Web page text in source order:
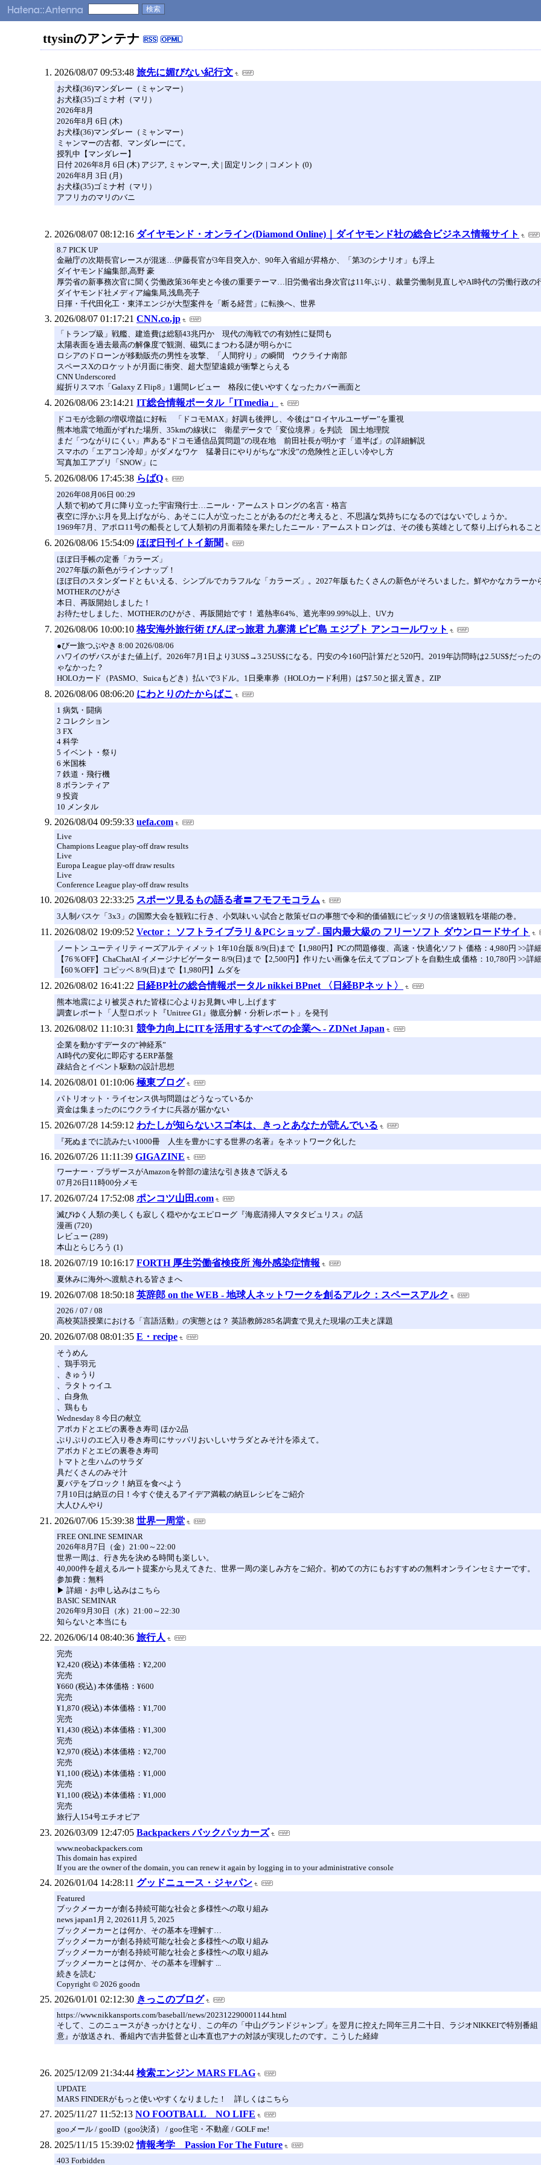
ttysinのアンテナ
2026/08/07 09:53:48 旅先に媚びない紀行文
お犬様(36)マンダレー（ミャンマー）
お犬様(35)ゴミナ村（マリ）
2026年8月
2026年8月 6日 (木)
お犬様(36)マンダレー（ミャンマー）
ミャンマーの古都、マンダレーにて。
授乳中【マンダレー】
日付 2026年8月 6日 (木) アジア, ミャンマー, 犬 | 固定リンク | コメント (0)
2026年8月 3日 (月)
お犬様(35)ゴミナ村（マリ）
アフリカのマリのバニ
2026/08/07 08:12:16 ダイヤモンド・オンライン(Diamond Online)｜ダイヤモンド社の総合ビジネス情報サイト
8.7 PICK UP
金融庁の次期長官レースが混迷…伊藤長官が3年目突入か、90年入省組が昇格か、「第3のシナリオ」も浮上
ダイヤモンド編集部,高野 豪
厚労省の新事務次官に聞く労働政策36年史と今後の重要テーマ…旧労働省出身次官は11年ぶり、裁量労働制見直しやAI時代の労働行政の
ダイヤモンド社メディア編集局,浅島亮子
日揮・千代田化工・東洋エンジが大型案件を「断る経営」に転換へ、世界
2026/08/07 01:17:21 CNN.co.jp
「トランプ級」戦艦、建造費は総額43兆円か 現代の海戦での有効性に疑問も
太陽表面を過去最高の解像度で観測、磁気にまつわる謎が明らかに
ロシアのドローンが移動販売の男性を攻撃、「人間狩り」の瞬間 ウクライナ南部
スペースXのロケットが月面に衝突、超大型望遠鏡が衝撃とらえる
CNN Underscored
縦折りスマホ「Galaxy Z Flip8」1週間レビュー 格段に使いやすくなったカバー画面と
2026/08/06 23:14:21 IT総合情報ポータル「ITmedia」
ドコモが念願の増収増益に好転 「ドコモMAX」好調も後押し、今後は“ロイヤルユーザー”を重視
熊本地震で地面がずれた場所、35kmの線状に 衛星データで「変位境界」を判読 国土地理院
まだ「つながりにくい」声ある“ドコモ通信品質問題”の現在地 前田社長が明かす「道半ば」の詳細解説
スマホの「エアコン冷却」がダメなワケ 猛暑日にやりがちな“水没”の危険性と正しい冷やし方
写真加工アプリ「SNOW」に
2026/08/06 17:45:38 らばQ
2026年08月06日 00:29
人類で初めて月に降り立った宇宙飛行士…ニール・アームストロングの名言・格言
夜空に浮かぶ月を見上げながら、あそこに人が立ったことがあるのだと考えると、不思議な気持ちになるのではないでしょうか。
1969年7月、アポロ11号の船長として人類初の月面着陸を果たしたニール・アームストロングは、その後も英雄として祭り上げられるこ
2026/08/06 15:54:09 ほぼ日刊イトイ新聞
ほぼ日手帳の定番「カラーズ」
2027年版の新色がラインナップ！
ほぼ日のスタンダードともいえる、シンプルでカラフルな「カラーズ」。2027年版もたくさんの新色がそろいました。鮮やかなカラーか
MOTHERのひがさ
本日、再販開始しました！
お待たせしました、MOTHERのひがさ、再販開始です！ 遮熱率64%、遮光率99.99%以上、UVカ
2026/08/06 10:00:10 格安海外旅行術 びんぼっ旅君 九寨溝 ピピ島 エジプト アンコールワット
●びー旅つぶやき 8:00 2026/08/06
ハワイのザバスがまた値上げ。2026年7月1日より3US$→3.25US$になる。円安の今160円計算だと520円。2019年訪問時は2.5US$だった
ゃなかった？
HOLOカード（PASMO、Suicaもどき）払いで3ドル。1日乗車券（HOLOカード利用）は$7.50と据え置き。ZIP
2026/08/06 08:06:20 にわとりのたからばこ
1 病気・闘病
2 コレクション
3 FX
4 科学
5 イベント・祭り
6 米国株
7 鉄道・飛行機
8 ボランティア
9 投資
10 メンタル
2026/08/04 09:59:33 uefa.com
Live
Champions League play-off draw results
Live
Europa League play-off draw results
Live
Conference League play-off draw results
2026/08/03 22:33:25 スポーツ見るもの語る者〓フモフモコラム
3人制バスケ「3x3」の国際大会を観戦に行き、小気味いい試合と散策ゼロの事態で令和的価値観にピッタリの倍速観戦を堪能の巻。
2026/08/02 19:09:52 Vector： ソフトライブラリ＆PCショップ - 国内最大級の フリーソフト ダウンロードサイト
ノートン ユーティリティーズアルティメット 1年10台版 8/9(日)まで【1,980円】PCの問題修復、高速・快適化ソフト 価格：4,980円 >>詳
【76％OFF】ChaChatAI イメージナビゲーター 8/9(日)まで【2,500円】作りたい画像を伝えてプロンプトを自動生成 価格：10,780円 >>詳
【60％OFF】コピッペ 8/9(日)まで【1,980円】ムダを
2026/08/02 16:41:22 日経BP社の総合情報ポータル nikkei BPnet 〈日経BPネット〉
熊本地震により被災された皆様に心よりお見舞い申し上げます
調査レポート「人型ロボット『Unitree G1』徹底分解・分析レポート」を発刊
2026/08/02 11:10:31 競争力向上にITを活用するすべての企業へ - ZDNet Japan
企業を動かすデータの“神経系”
AI時代の変化に即応するERP基盤
疎結合とイベント駆動の設計思想
2026/08/01 01:10:06 極東ブログ
パトリオット・ライセンス供与問題はどうなっているか
資金は集まったのにウクライナに兵器が届かない
2026/07/28 14:59:12 わたしが知らないスゴ本は、きっとあなたが読んでいる
『死ぬまでに読みたい1000冊 人生を豊かにする世界の名著』をネットワーク化した
2026/07/26 11:11:39 GIGAZINE
ワーナー・ブラザースがAmazonを幹部の違法な引き抜きで訴える
07月26日11時00分メモ
2026/07/24 17:52:08 ポンコツ山田.com
滅びゆく人類の美しくも寂しく穏やかなエピローグ『海底清掃人マタタビュリス』の話
漫画 (720)
レビュー (289)
本山とらじろう (1)
2026/07/19 10:16:17 FORTH 厚生労働省検疫所 海外感染症情報
夏休みに海外へ渡航される皆さまへ
2026/07/08 18:50:18 英辞郎 on the WEB - 地球人ネットワークを創るアルク：スペースアルク
2026 / 07 / 08
高校英語授業における「言語活動」の実態とは？ 英語教師285名調査で見えた現場の工夫と課題
2026/07/08 08:01:35 E・recipe
そうめん
、鶏手羽元
、きゅうり
、ラタトゥイユ
、白身魚
、鶏もも
Wednesday 8 今日の献立
アボカドとエビの裏巻き寿司 ほか2品
ぷりぷりのエビ入り巻き寿司にサッパリおいしいサラダとみそ汁を添えて。
アボカドとエビの裏巻き寿司
トマトと生ハムのサラダ
具だくさんのみそ汁
夏バテをブロック！納豆を食べよう
7月10日は納豆の日！今すぐ使えるアイデア満載の納豆レシピをご紹介
大人ひんやり
2026/07/06 15:39:38 世界一周堂
FREE ONLINE SEMINAR
2026年8月7日（金）21:00～22:00
世界一周は、行き先を決める時間も楽しい。
40,000件を超えるルート提案から見えてきた、世界一周の楽しみ方をご紹介。初めての方にもおすすめの無料オンラインセミナーです。
参加費：無料
▶ 詳細・お申し込みはこちら
BASIC SEMINAR
2026年9月30日（水）21:00～22:30
知らないと本当にも
2026/06/14 08:40:36 旅行人
完売
¥2,420 (税込) 本体価格：¥2,200
完売
¥660 (税込) 本体価格：¥600
完売
¥1,870 (税込) 本体価格：¥1,700
完売
¥1,430 (税込) 本体価格：¥1,300
完売
¥2,970 (税込) 本体価格：¥2,700
完売
¥1,100 (税込) 本体価格：¥1,000
完売
¥1,100 (税込) 本体価格：¥1,000
完売
旅行人154号エチオピア
2026/03/09 12:47:05 Backpackers バックパッカーズ
www.neobackpackers.com
This domain has expired
If you are the owner of the domain, you can renew it again by logging in to your administrative console
2026/01/04 14:28:11 グッドニュース・ジャパン
Featured
ブックメーカーが創る持続可能な社会と多様性への取り組み
news japan1月 2, 202611月 5, 2025
ブックメーカーとは何か、その基本を理解す…
ブックメーカーが創る持続可能な社会と多様性への取り組み
ブックメーカーが創る持続可能な社会と多様性への取り組み
ブックメーカーとは何か、その基本を理解す ...
続きを読む
Copyright © 2026 goodn
2026/01/01 02:12:30 きっこのブログ
https://www.nikkansports.com/baseball/news/202312290001144.html
そして、このニュースがきっかけとなり、この年の「中山グランドジャンプ」を翌月に控えた同年三月二十日、ラジオNIKKEIで特別番
意』が放送され、番組内で吉井監督と山本直也アナの対談が実現したのです。こうした経緯
2025/12/09 21:34:44 検索エンジン MARS FLAG
UPDATE
MARS FINDERがもっと使いやすくなりました！ 詳しくはこちら
2025/11/27 11:52:13 NO FOOTBALL NO LIFE
gooメール / gooID（goo決済） / goo住宅・不動産 / GOLF me!
2025/11/15 15:39:02 情報考学 Passion For The Future
403 Forbidden